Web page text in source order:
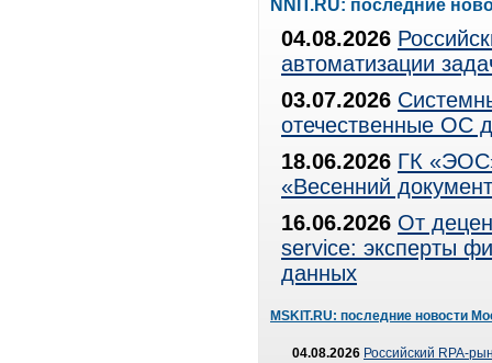
NNIT.RU: последние
04.08.2026
автоматизации
03.07.2026
отечественные ОС
18.06.2026 ГК
«Весенний
16.06.2026 От
service: эксперты
данных
MSKIT.RU: последние новости
04.08.2026 Российский RPA-